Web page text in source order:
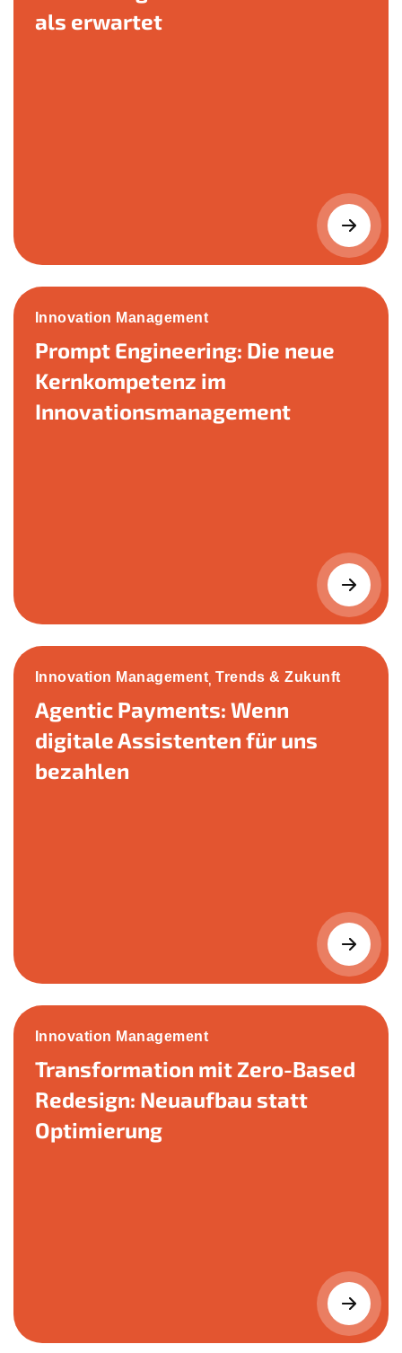
als erwartet
Innovation Management
Prompt Engineering: Die neue
Kernkompetenz im
Innovationsmanagement
Innovation Management, Trends & Zukunft
Agentic Payments: Wenn
digitale Assistenten für uns
bezahlen
Innovation Management
Transformation mit Zero-Based
Redesign: Neuaufbau statt
Optimierung